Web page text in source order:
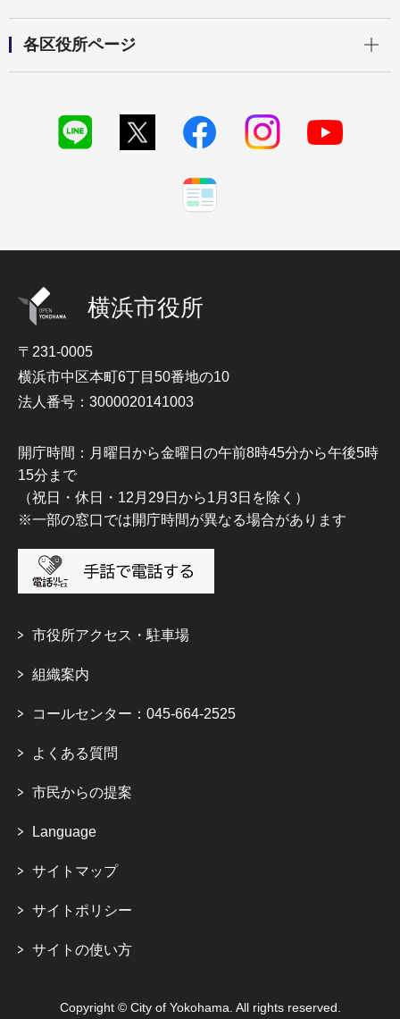
各区役所ページ
横浜市役所
〒231-0005
横浜市中区本町6丁目50番地の10
法人番号：3000020141003
開庁時間：月曜日から金曜日の午前8時45分から午後5時
15分まで
（祝日・休日・12月29日から1月3日を除く）
※一部の窓口では開庁時間が異なる場合があります
市役所アクセス・駐車場
組織案内
コールセンター：045-664-2525
よくある質問
市民からの提案
Language
サイトマップ
サイトポリシー
サイトの使い方
Copyright © City of Yokohama. All rights reserved.